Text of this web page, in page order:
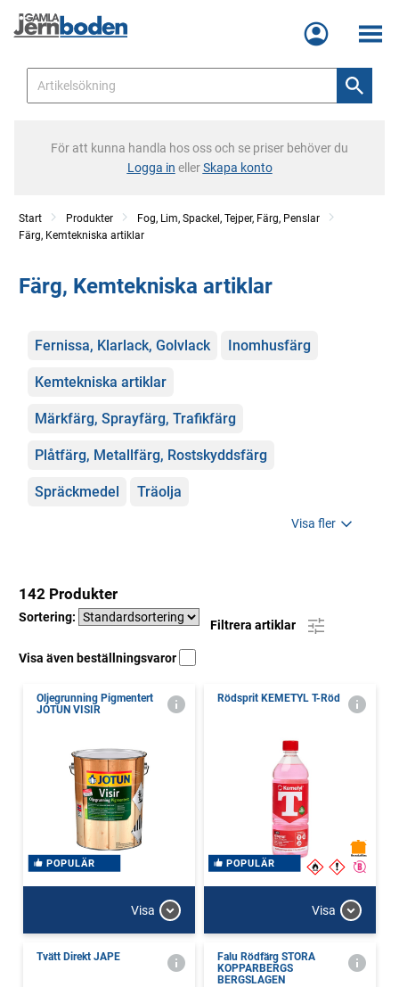
Meny
För att kunna handla hos oss och se priser behöver du
Logga in ellerSkapa konto
Start Produkter
Fog, Lim, Spackel, Tejper, Färg, Penslar
Färg, Kemtekniska artiklar
Färg, Kemtekniska artiklar
Kategorier
Fernissa, Klarlack, Golvlack Inomhusfärg
Kemtekniska artiklar
Märkfärg, Sprayfärg, Trafikfärg
Plåtfärg, Metallfärg, Rostskyddsfärg
Spräckmedel Träolja
Visa fler
142 Produkter
Sortering:
Filtrera artiklar
Visa även beställningsvaror
Oljegrunning Pigmentert
JOTUN VISIR
POPULÄR
Visa
Rödsprit KEMETYL T-Röd
POPULÄR
Visa
Tvätt Direkt JAPE
Falu Rödfärg STORA
KOPPARBERGS
BERGSLAGEN